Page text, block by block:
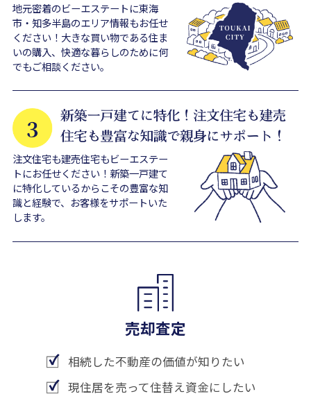
地元密着のビーエステートに東海
市・知多半島のエリア情報もお任せ
ください！大きな買い物である住ま
いの購入、快適な暮らしのために何
でもご相談ください。
注文住宅も建売住宅もビーエステー
トにお任せください！新築一戸建て
に特化しているからこその豊富な知
識と経験で、お客様をサポートいた
します。
売却査定
相続した不動産の価値が知りたい
現住居を売って住替え資金にしたい